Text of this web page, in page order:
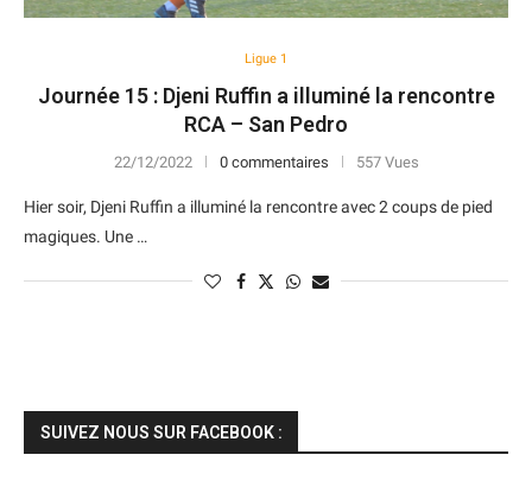
Ligue 1
Journée 15 : Djeni Ruffin a illuminé la rencontre
RCA – San Pedro
22/12/2022 0 commentaires 557 Vues
Hier soir, Djeni Ruffin a illuminé la rencontre avec 2 coups de pied
magiques. Une …
SUIVEZ NOUS SUR FACEBOOK :